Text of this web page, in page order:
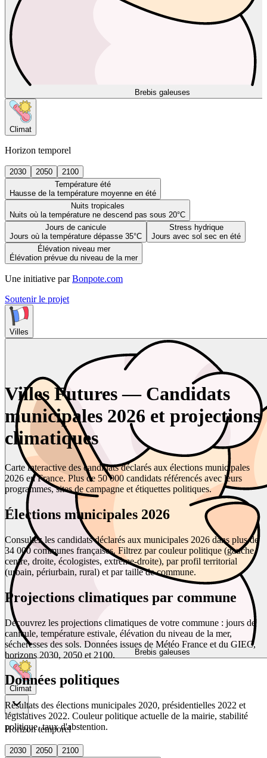
Brebis galeuses
Climat
Horizon temporel
2030 2050
2100
Température été
Hausse de la température moyenne en été
Nuits tropicales
Nuits où la température ne descend pas sous 20°C
Jours de canicule
Jours où la température dépasse 35°C
Stress hydrique
Jours avec sol sec en été
Élévation niveau mer
Élévation prévue du niveau de la mer
Une initiative par Bonpote.com
Soutenir le projet
Villes
Brebis galeuses
Climat
Horizon temporel
2030 2050
2100
Villes Futures — Candidats
municipales 2026 et projections
climatiques
Carte interactive des candidats déclarés aux élections municipales
2026 en France. Plus de 50 000 candidats référencés avec leurs
programmes, sites de campagne et étiquettes politiques.
Élections municipales 2026
Consultez les candidats déclarés aux municipales 2026 dans plus de
34 000 communes françaises. Filtrez par couleur politique (gauche,
centre, droite, écologistes, extrême-droite), par profil territorial
(urbain, périurbain, rural) et par taille de commune.
Projections climatiques par commune
Découvrez les projections climatiques de votre commune : jours de
canicule, température estivale, élévation du niveau de la mer,
sécheresses des sols. Données issues de Météo France et du GIEC,
horizons 2030, 2050 et 2100.
Données politiques
Résultats des élections municipales 2020, présidentielles 2022 et
législatives 2022. Couleur politique actuelle de la mairie, stabilité
politique, taux d'abstention.